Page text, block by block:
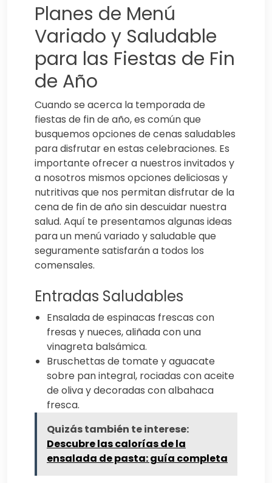
Planes de Menú
Variado y Saludable
para las Fiestas de Fin
de Año
Cuando se acerca la temporada de
fiestas de fin de año, es común que
busquemos opciones de cenas saludables
para disfrutar en estas celebraciones. Es
importante ofrecer a nuestros invitados y
a nosotros mismos opciones deliciosas y
nutritivas que nos permitan disfrutar de la
cena de fin de año sin descuidar nuestra
salud. Aquí te presentamos algunas ideas
para un menú variado y saludable que
seguramente satisfarán a todos los
comensales.
Entradas Saludables
Ensalada de espinacas frescas con
fresas y nueces, aliñada con una
vinagreta balsámica.
Bruschettas de tomate y aguacate
sobre pan integral, rociadas con aceite
de oliva y decoradas con albahaca
fresca.
Quizás también te interese:
Descubre las calorías de la
ensalada de pasta: guía completa